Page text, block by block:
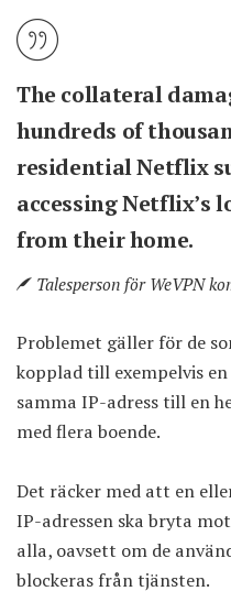
The collateral
hundreds of
residential Netflix
accessing Netflix’s
from their home.
Talesperson för WeVPN
Problemet gäller för de
kopplad till exempelvis
samma IP-adress till en
med flera boende.
Det räcker med att en
IP-adressen ska bryta
alla, oavsett om de
blockeras från tjänsten.